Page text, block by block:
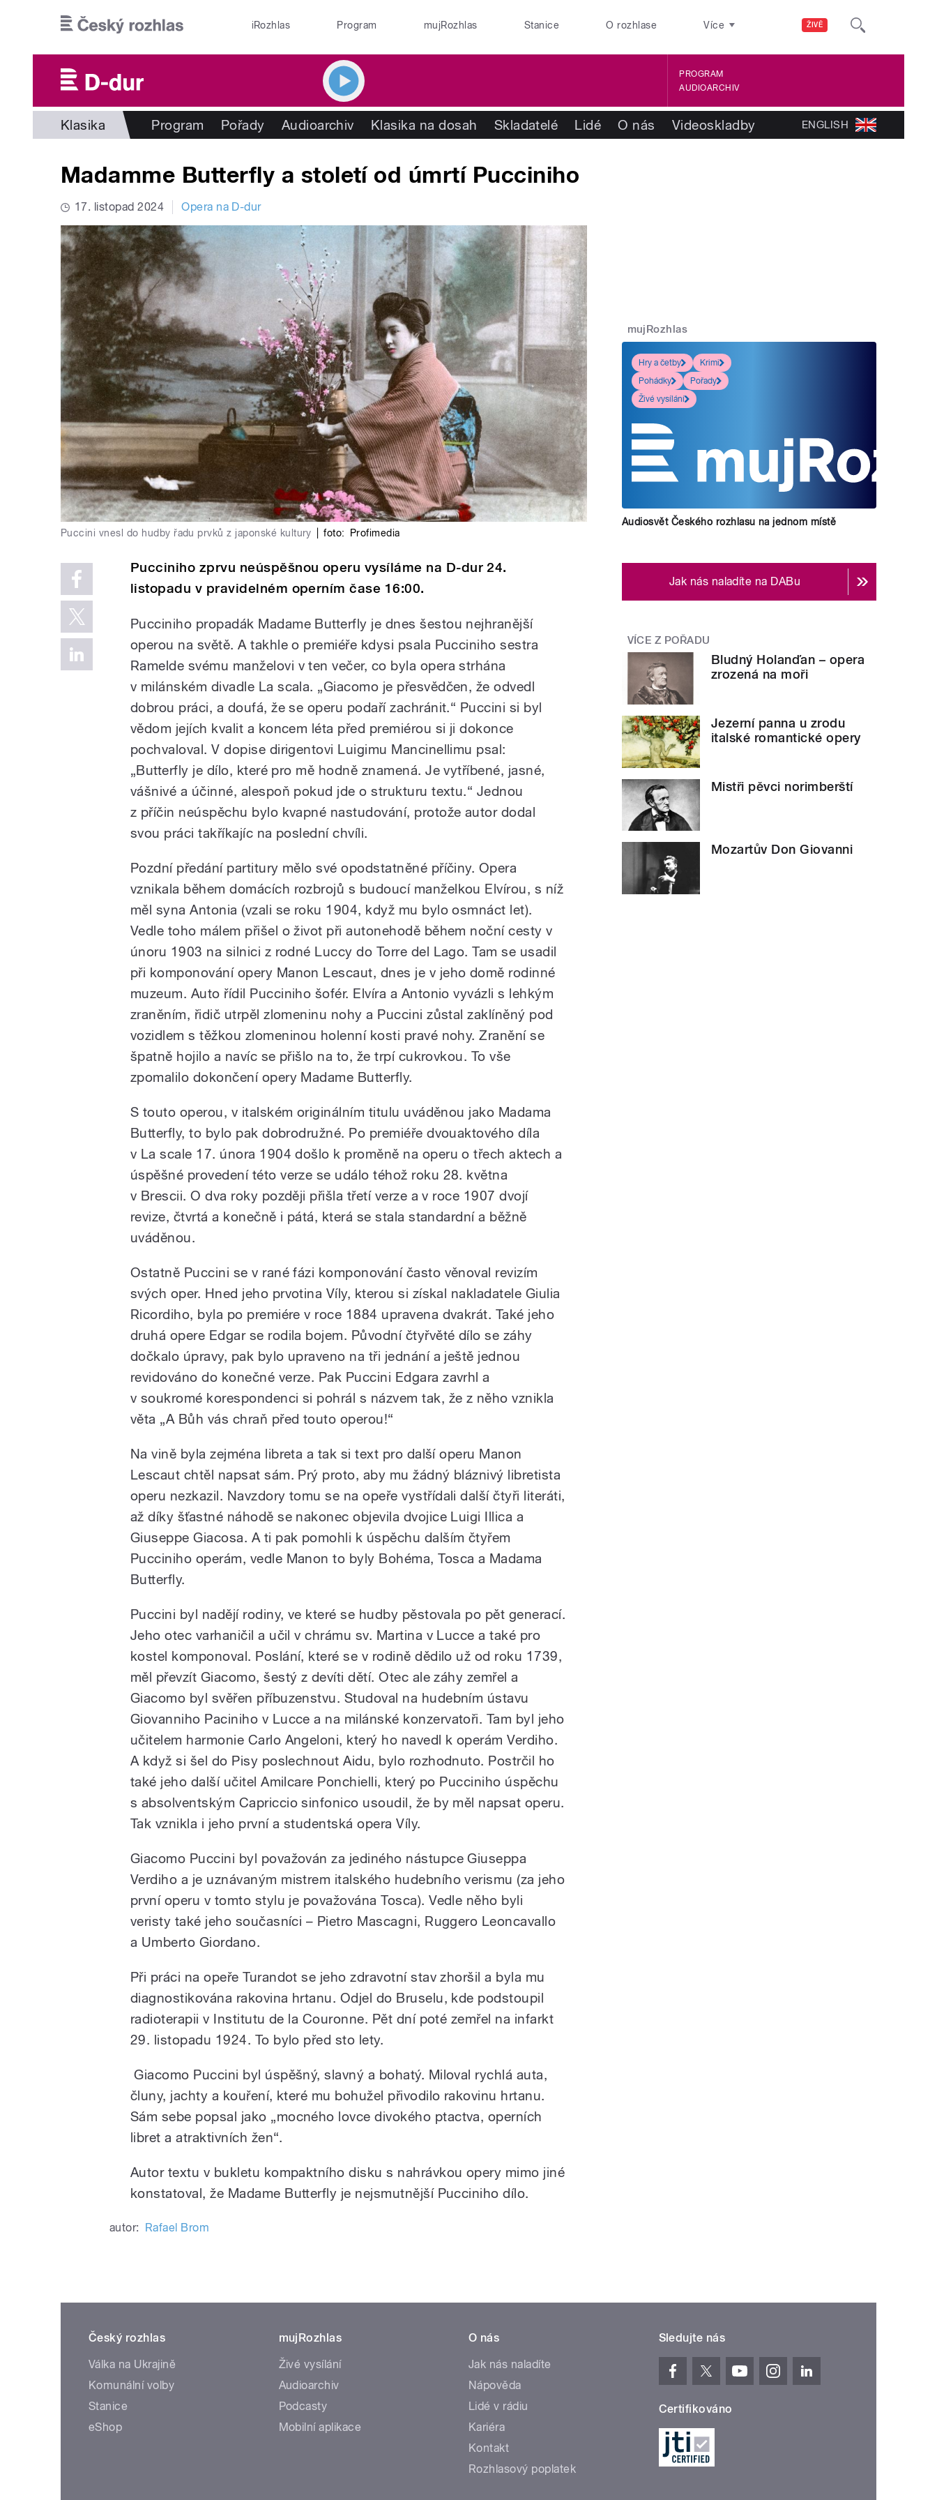
ŽIVĚ
iRozhlas Program mujRozhlas Stanice O rozhlase Více
PROGRAM
AUDIOARCHIV
Klasika Program Pořady Audioarchiv Klasika na dosah Skladatelé Lidé O nás Videoskladby ENGLISH
Madamme Butterfly a století od úmrtí Pucciniho
17. listopad 2024 Opera na D-dur
Puccini vnesl do hudby řadu prvků z japonské kultury foto: Profimedia
Pucciniho zprvu neúspěšnou operu vysíláme na D-dur 24.
listopadu v pravidelném operním čase 16:00.
Pucciniho propadák Madame Butterfly je dnes šestou nejhranější
operou na světě. A takhle o premiéře kdysi psala Pucciniho sestra
Ramelde svému manželovi v ten večer, co byla opera strhána
v milánském divadle La scala. „Giacomo je přesvědčen, že odvedl
dobrou práci, a doufá, že se operu podaří zachránit.“ Puccini si byl
vědom jejích kvalit a koncem léta před premiérou si ji dokonce
pochvaloval. V dopise dirigentovi Luigimu Mancinellimu psal:
„Butterfly je dílo, které pro mě hodně znamená. Je vytříbené, jasné,
vášnivé a účinné, alespoň pokud jde o strukturu textu.“ Jednou
z příčin neúspěchu bylo kvapné nastudování, protože autor dodal
svou práci takříkajíc na poslední chvíli.
Pozdní předání partitury mělo své opodstatněné příčiny. Opera
vznikala během domácích rozbrojů s budoucí manželkou Elvírou, s níž
měl syna Antonia (vzali se roku 1904, když mu bylo osmnáct let).
Vedle toho málem přišel o život při autonehodě během noční cesty v
únoru 1903 na silnici z rodné Luccy do Torre del Lago. Tam se usadil
při komponování opery Manon Lescaut, dnes je v jeho domě rodinné
muzeum. Auto řídil Pucciniho šofér. Elvíra a Antonio vyvázli s lehkým
zraněním, řidič utrpěl zlomeninu nohy a Puccini zůstal zaklíněný pod
vozidlem s těžkou zlomeninou holenní kosti pravé nohy. Zranění se
špatně hojilo a navíc se přišlo na to, že trpí cukrovkou. To vše
zpomalilo dokončení opery Madame Butterfly.
S touto operou, v italském originálním titulu uváděnou jako Madama
Butterfly, to bylo pak dobrodružné. Po premiéře dvouaktového díla
v La scale 17. února 1904 došlo k proměně na operu o třech aktech a
úspěšné provedení této verze se událo téhož roku 28. května
v Brescii. O dva roky později přišla třetí verze a v roce 1907 dvojí
revize, čtvrtá a konečně i pátá, která se stala standardní a běžně
uváděnou.
Ostatně Puccini se v rané fázi komponování často věnoval revizím
svých oper. Hned jeho prvotina Víly, kterou si získal nakladatele Giulia
Ricordiho, byla po premiére v roce 1884 upravena dvakrát. Také jeho
druhá opere Edgar se rodila bojem. Původní čtyřvěté dílo se záhy
dočkalo úpravy, pak bylo upraveno na tři jednání a ještě jednou
revidováno do konečné verze. Pak Puccini Edgara zavrhl a
v soukromé korespondenci si pohrál s názvem tak, že z něho vznikla
věta „A Bůh vás chraň před touto operou!“
Na vině byla zejména libreta a tak si text pro další operu Manon
Lescaut chtěl napsat sám. Prý proto, aby mu žádný bláznivý libretista
operu nezkazil. Navzdory tomu se na opeře vystřídali další čtyři literáti,
až díky šťastné náhodě se nakonec objevila dvojice Luigi Illica a
Giuseppe Giacosa. A ti pak pomohli k úspěchu dalším čtyřem
Pucciniho operám, vedle Manon to byly Bohéma, Tosca a Madama
Butterfly.
Puccini byl nadějí rodiny, ve které se hudby pěstovala po pět generací.
Jeho otec varhaničil a učil v chrámu sv. Martina v Lucce a také pro
kostel komponoval. Poslání, které se v rodině dědilo už od roku 1739,
měl převzít Giacomo, šestý z devíti dětí. Otec ale záhy zemřel a
Giacomo byl svěřen příbuzenstvu. Studoval na hudebním ústavu
Giovanniho Paciniho v Lucce a na milánské konzervatoři. Tam byl jeho
učitelem harmonie Carlo Angeloni, který ho navedl k operám Verdiho.
A když si šel do Pisy poslechnout Aidu, bylo rozhodnuto. Postrčil ho
také jeho další učitel Amilcare Ponchielli, který po Pucciniho úspěchu
s absolventským Capriccio sinfonico usoudil, že by měl napsat operu.
Tak vznikla i jeho první a studentská opera Víly.
Giacomo Puccini byl považován za jediného nástupce Giuseppa
Verdiho a je uznávaným mistrem italského hudebního verismu (za jeho
první operu v tomto stylu je považována Tosca). Vedle něho byli
veristy také jeho současníci – Pietro Mascagni, Ruggero Leoncavallo
a Umberto Giordano.
Při práci na opeře Turandot se jeho zdravotní stav zhoršil a byla mu
diagnostikována rakovina hrtanu. Odjel do Bruselu, kde podstoupil
radioterapii v Institutu de la Couronne. Pět dní poté zemřel na infarkt
29. listopadu 1924. To bylo před sto lety.
Giacomo Puccini byl úspěšný, slavný a bohatý. Miloval rychlá auta,
čluny, jachty a kouření, které mu bohužel přivodilo rakovinu hrtanu.
Sám sebe popsal jako „mocného lovce divokého ptactva, operních
libret a atraktivních žen“.
Autor textu v bukletu kompaktního disku s nahrávkou opery mimo jiné
konstatoval, že Madame Butterfly je nejsmutnější Pucciniho dílo.
autor: Rafael Brom
mujRozhlas
Hry a četby
Krimi
Pohádky
Pořady
Živé vysílání
Audiosvět Českého rozhlasu na jednom místě
Jak nás naladíte na DABu
VÍCE Z POŘADU
Bludný Holanďan – opera
zrozená na moři
Jezerní panna u zrodu
italské romantické opery
Mistři pěvci norimberští
Mozartův Don Giovanni
Český rozhlas
Válka na Ukrajině
Komunální volby
Stanice
eShop
mujRozhlas
Živé vysílání
Audioarchiv
Podcasty
Mobilní aplikace
O nás
Jak nás naladíte
Nápověda
Lidé v rádiu
Kariéra
Kontakt
Rozhlasový poplatek
Sledujte nás
Certifikováno